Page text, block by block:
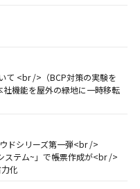
て <br />（BCP対策の実験を
機能を屋外の緑地に一時移転
ドシリーズ第一弾<br />
ステム~」で帳票作成が<br />
化